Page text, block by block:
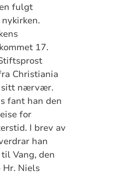
fulgt
17.
Christiania
sitt nærvær.
fant han den
for
I brev av
han
Vang, den
Hr. Niels